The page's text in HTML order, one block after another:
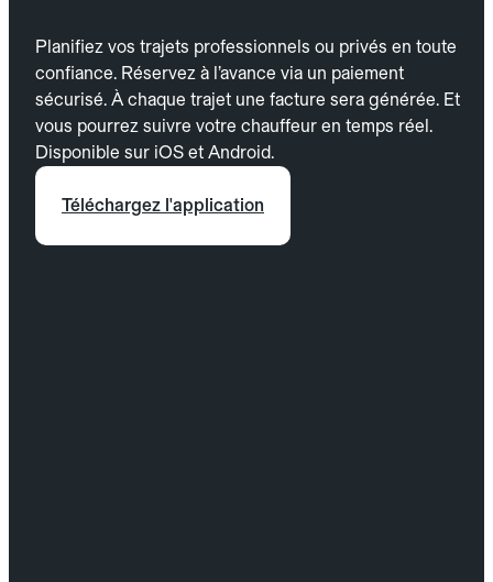
Planifiez vos trajets professionnels ou privés en toute
confiance. Réservez à l’avance via un paiement
sécurisé. À chaque trajet une facture sera générée. Et
vous pourrez suivre votre chauffeur en temps réel.
Disponible sur iOS et Android.
Téléchargez l'application